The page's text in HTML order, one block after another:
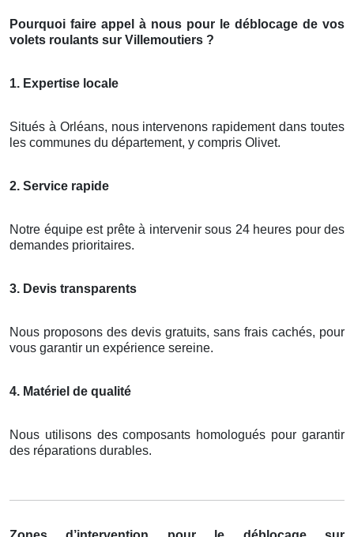
Pourquoi faire appel à nous pour le déblocage de vos
volets roulants sur Villemoutiers ?
1. Expertise locale
Situés à Orléans, nous intervenons rapidement dans toutes
les communes du département, y compris Olivet.
2. Service rapide
Notre équipe est prête à intervenir sous 24 heures pour des
demandes prioritaires.
3. Devis transparents
Nous proposons des devis gratuits, sans frais cachés, pour
vous garantir un expérience sereine.
4. Matériel de qualité
Nous utilisons des composants homologués pour garantir
des réparations durables.